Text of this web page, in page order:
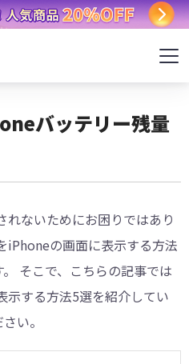
バッテリー残量
ないためにお困りではあり
iPhoneの画面に表示する方法
そこで、こちらの記事では
示する方法5選を紹介してい
い。